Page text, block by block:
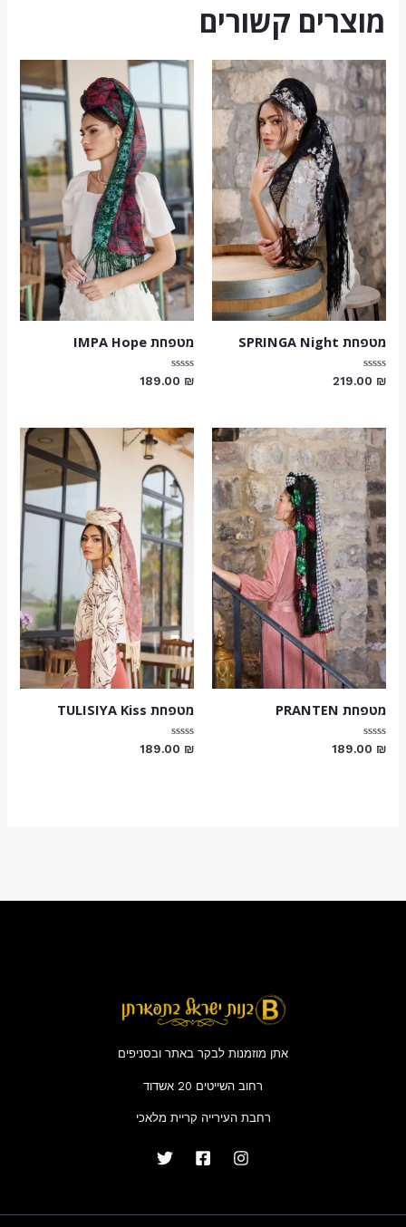
מוצרים קשורים
מטפחת SPRINGA Night
דורג219.00 ₪
מטפחת IMPA Hope
דורג189.00 ₪
מטפחת PRANTEN
דורג189.00 ₪
מטפחת TULISIYA Kiss
דורג189.00 ₪
אתן מוזמנות לבקר באתר ובסניפים
רחוב השייטים 20 אשדוד
רחבת העירייה קריית מלאכי